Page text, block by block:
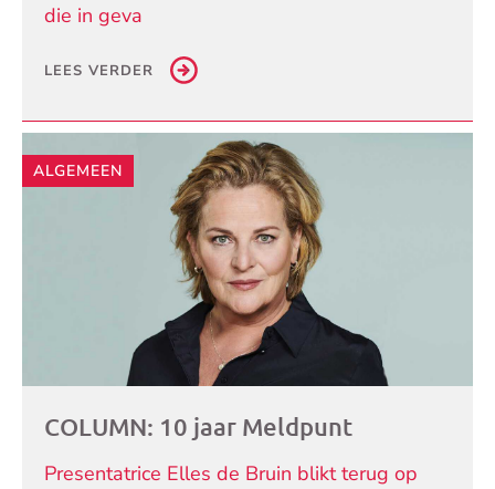
die in geva
LEES VERDER
ALGEMEEN
COLUMN: 10 jaar Meldpunt
Presentatrice Elles de Bruin blikt terug op